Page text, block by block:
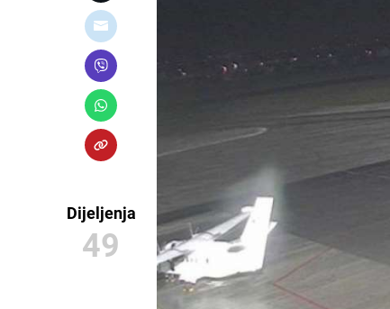
Dijeljenja
49